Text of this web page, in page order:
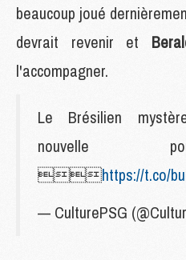
beaucoup joué
devrait revenir et
l'accompagner.
Le Brésilien
nouvelle
https://t.co/
— CulturePSG